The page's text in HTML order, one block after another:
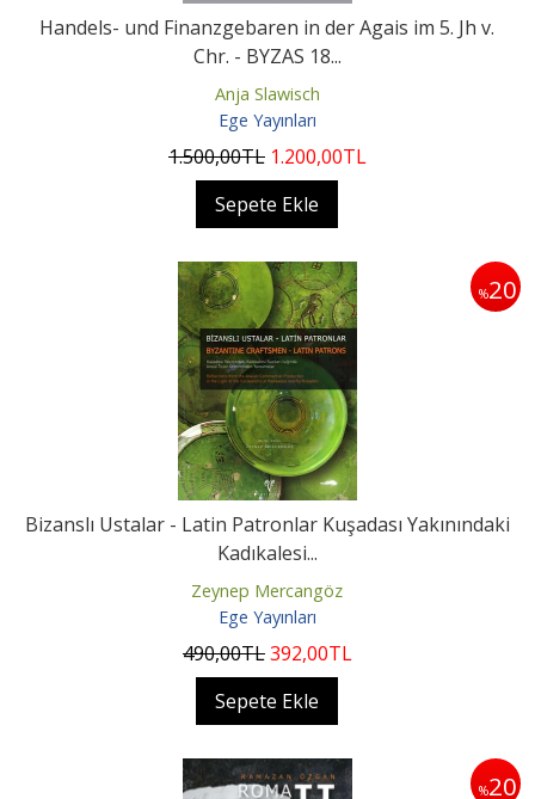
Handels- und Finanzgebaren in der Agais im 5. Jh v.
Chr. - BYZAS 18...
Anja Slawisch
Ege Yayınları
1.500,00TL 1.200,00TL
Sepete Ekle
%20
Bizanslı Ustalar - Latin Patronlar Kuşadası Yakınındaki
Kadıkalesi...
Zeynep Mercangöz
Ege Yayınları
490,00TL392,00TL
Sepete Ekle
%20